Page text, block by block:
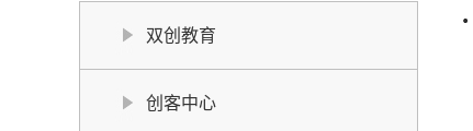
双创教育
创客中心